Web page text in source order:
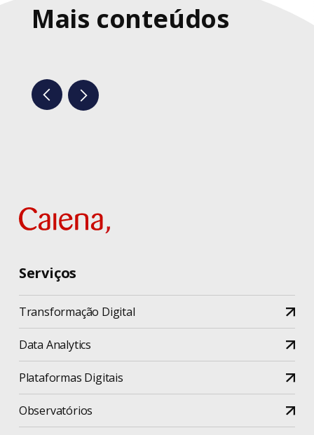
Mais conteúdos
Serviços
Transformação Digital
Data Analytics
Plataformas Digitais
Observatórios